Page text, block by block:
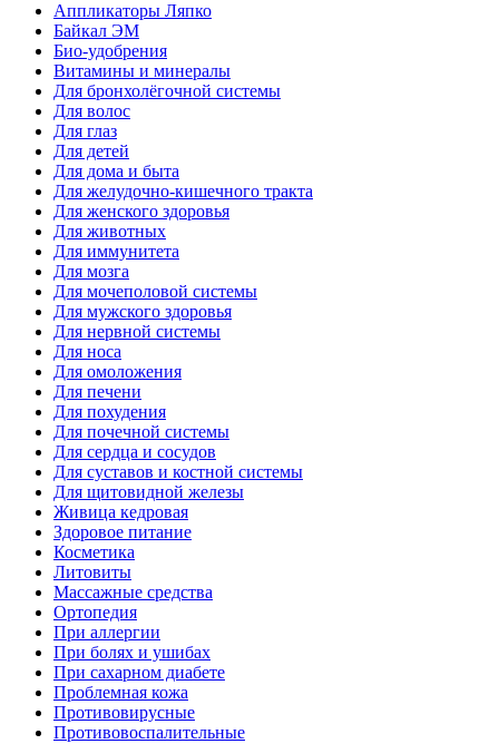
Аппликаторы Ляпко
Байкал ЭМ
Био-удобрения
Витамины и минералы
Для бронхолёгочной системы
Для волос
Для глаз
Для детей
Для дома и быта
Для желудочно-кишечного тракта
Для женского здоровья
Для животных
Для иммунитета
Для мозга
Для мочеполовой системы
Для мужского здоровья
Для нервной системы
Для носа
Для омоложения
Для печени
Для похудения
Для почечной системы
Для сердца и сосудов
Для суставов и костной системы
Для щитовидной железы
Живица кедровая
Здоровое питание
Косметика
Литовиты
Массажные средства
Ортопедия
При аллергии
При болях и ушибах
При сахарном диабете
Проблемная кожа
Противовирусные
Противовоспалительные